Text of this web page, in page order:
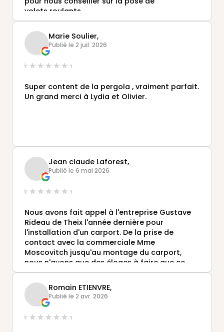
volets roulants .
Voilà c'est fait aujourd'hui et nous avons
apprécié son professionnalisme et son écoute
bienveillante.
Merci Olivier
Marie Soulier,
Publié le 2 juil. 2026
Super content de la pergola , vraiment parfait.
Un grand merci à Lydia et Olivier.
Jean claude Laforest,
Publié le 6 mai 2026
Nous avons fait appel à l'entreprise Gustave
Rideau de Theix l'année dernière pour
l'installation d'un carport. De la prise de
contact avec la commerciale Mme
Moscovitch jusqu'au montage du carport,
nous n'avons que des éloges à faire que ce
soit sur le plan humain et professionnel. De ce
fait, ayant été très satisfait de cette première
intervention, nous avons recontacté
l'entreprise pour une installation de véranda.
Romain ETIENVRE,
Publié le 2 avr. 2026